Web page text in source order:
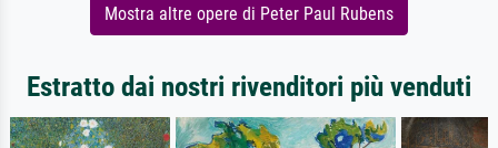
Mostra altre opere di Peter Paul Rubens
Estratto dai nostri rivenditori più venduti